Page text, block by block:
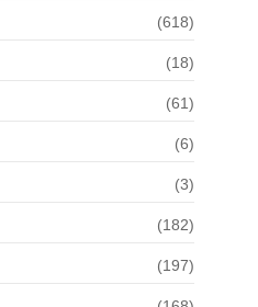
(618)
(18)
(61)
(6)
(3)
(182)
(197)